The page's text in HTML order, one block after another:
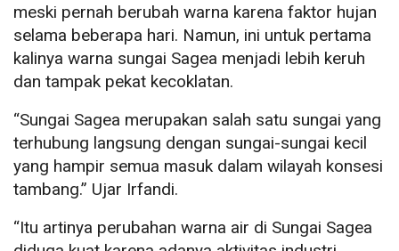
meski pernah berubah warna karena faktor hujan
selama beberapa hari. Namun, ini untuk pertama
kalinya warna sungai Sagea menjadi lebih keruh
dan tampak pekat kecoklatan.
“Sungai Sagea merupakan salah satu sungai yang
terhubung langsung dengan sungai-sungai kecil
yang hampir semua masuk dalam wilayah konsesi
tambang.” Ujar Irfandi.
“Itu artinya perubahan warna air di Sungai Sagea